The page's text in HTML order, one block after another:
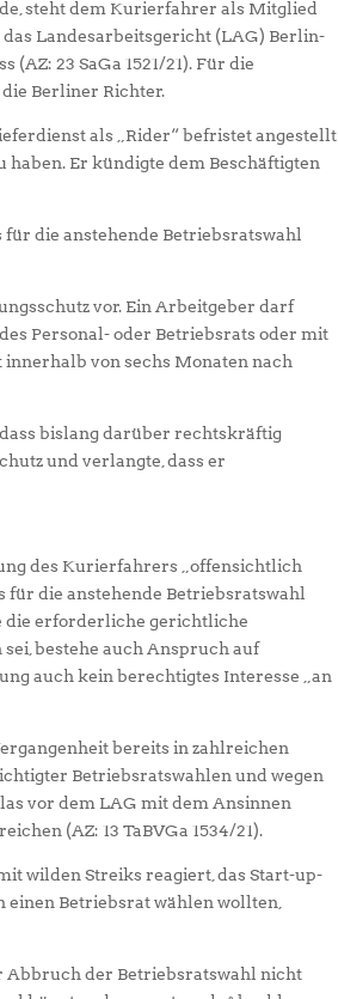
steht dem Kurierfahrer als Mitglied
Landesarbeitsgericht (LAG) Berlin-
23 SaGa 1521/21). Für die
Berliner Richter.
als „Rider“ befristet angestellt
haben. Er kündigte dem Beschäftigten
die anstehende Betriebsratswahl
vor. Ein Arbeitgeber darf
Personal- oder Betriebsrats oder mit
von sechs Monaten nach
bislang darüber rechtskräftig
und verlangte, dass er
des Kurierfahrers „offensichtlich
die anstehende Betriebsratswahl
die erforderliche gerichtliche
bestehe auch Anspruch auf
auch kein berechtigtes Interesse „an
bereits in zahlreichen
Betriebsratswahlen und wegen
vor dem LAG mit dem Ansinnen
(AZ: 13 TaBVGa 1534/21).
wilden Streiks reagiert, das Start-up-
einen Betriebsrat wählen wollten,
Abbruch der Betriebsratswahl nicht